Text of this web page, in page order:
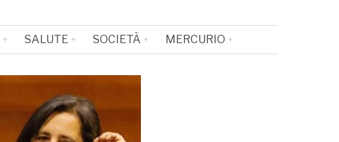
SALUTE SOCIETÀ MERCURIO